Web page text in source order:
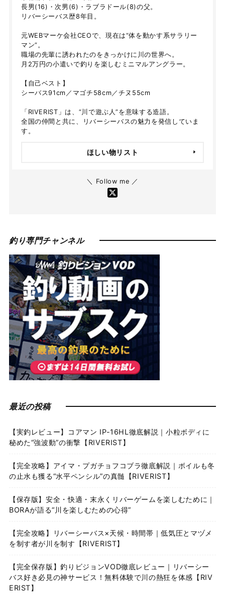
長男(16)・次男(6)・ラブラドール(8)の父。
リバーシーバス歴8年目。
元WEBマーケ会社CEOで、現在は“体を動かす系サラリー
マン”。
職場の先輩に誘われたのをきっかけに川の世界へ。
月2万円の小遣いで釣りを楽しむミニマルアングラー。
【自己ベスト】
シーバス91cm／マゴチ58cm／チヌ55cm
「RIVERIST」は、“川で遊ぶ人”を意味する造語。
全国の仲間と共に、リバーシーバスの魅力を発信していま
す。
ほしい物リスト
＼ Follow me ／
釣り専門チャンネル
最近の投稿
【実釣レビュー】コアマン IP-16HL徹底解説｜小粒ボディに
秘めた“強波動”の衝撃【RIVERIST】
【完全攻略】アイマ・プガチョフコブラ徹底解説｜ボイルも冬
の止水も獲る“水平ペンシル”の真髄【RIVERIST】
【保存版】安全・快適・末永くリバーゲームを楽しむために｜
BORAが語る“川を楽しむための心得”
【完全攻略】リバーシーバス×天候・時間帯｜低気圧とマヅメ
を制す者が川を制す【RIVERIST】
【完全保存版】釣りビジョンVOD徹底レビュー｜リバーシー
バス好き必見の神サービス！無料体験で川の熱狂を体感【RIV
ERIST】